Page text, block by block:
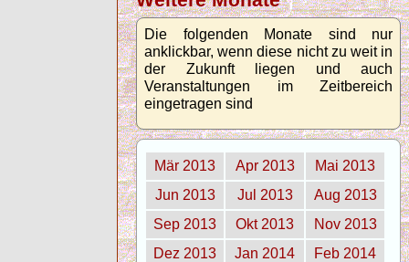
Die folgenden Monate sind nur
anklickbar, wenn diese nicht zu weit in
der Zukunft liegen und auch
Veranstaltungen im Zeitbereich
eingetragen sind
Mär 2013 Apr 2013
Mai 2013
Jun 2013
Jul 2013
Aug 2013
Sep 2013
Okt 2013
Nov 2013
Dez 2013
Jan 2014 Feb 2014